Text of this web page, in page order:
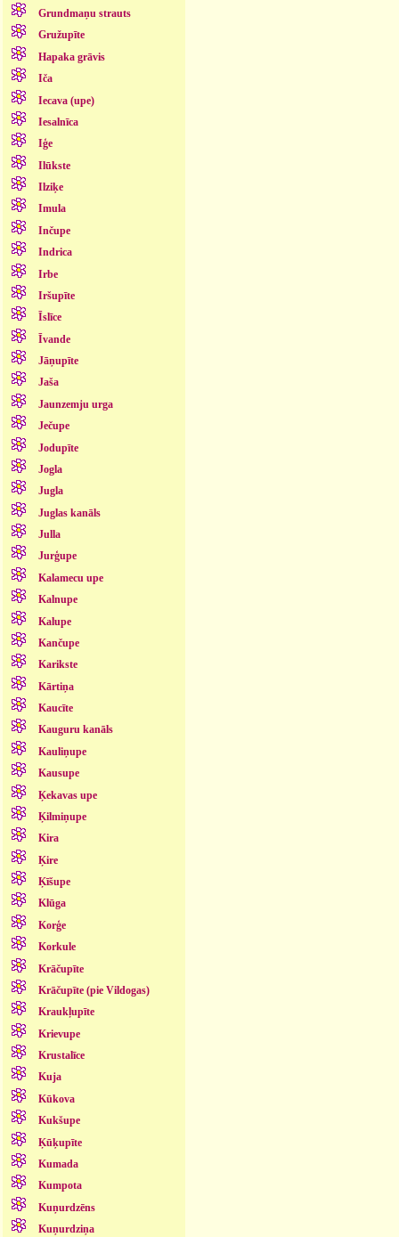
Grundmaņu strauts
Gružupīte
Hapaka grāvis
Iča
Iecava (upe)
Iesalnīca
Iģe
Ilūkste
Ilziķe
Imula
Inčupe
Indrica
Irbe
Iršupīte
Īslīce
Īvande
Jāņupīte
Jaša
Jaunzemju urga
Ječupe
Jodupīte
Jogla
Jugla
Juglas kanāls
Julla
Jurģupe
Kalamecu upe
Kalnupe
Kalupe
Kančupe
Karikste
Kārtiņa
Kaucīte
Kauguru kanāls
Kauliņupe
Kausupe
Ķekavas upe
Ķilmiņupe
Kira
Ķire
Ķīšupe
Klūga
Korģe
Korkule
Krāčupīte
Krāčupīte (pie Vildogas)
Kraukļupīte
Krievupe
Krustalīce
Kuja
Kūkova
Kukšupe
Ķūķupīte
Kumada
Kumpota
Kuņurdzēns
Kuņurdziņa